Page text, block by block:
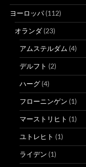
ヨーロッパ (112)
オランダ (23)
アムステルダム (4)
デルフト (2)
ハーグ (4)
フローニンゲン (1)
マーストリヒト (1)
ユトレヒト (1)
ライデン (1)